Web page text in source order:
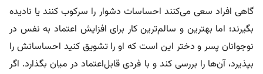
گاهی افراد سعی می‌کنند احساسات دشوار را سرکوب کنند یا نادیده
بگیرند؛ اما بهترین و سالم‌ترین کار برای افزایش اعتماد به نفس در
نوجوانان پسر و دختر این است که او را تشویق کنید احساساتش را
بپذیرد، آن‌ها را بررسی کند و با فردی قابل‌اعتماد در میان بگذارد. اگر